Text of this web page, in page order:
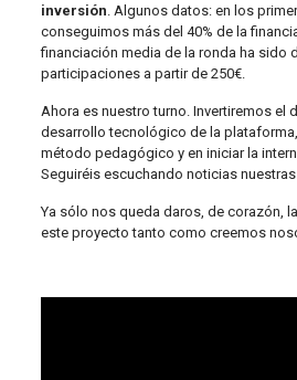
inversión. Algunos datos: en los
conseguimos más del 40% de la
financiación media de la ronda ha sido
participaciones a partir de 250€.
Ahora es nuestro turno. Invertiremos el
desarrollo tecnológico de la
método pedagógico y en iniciar la
Seguiréis escuchando noticias
Ya sólo nos queda daros, de corazón,
este proyecto tanto como creemos